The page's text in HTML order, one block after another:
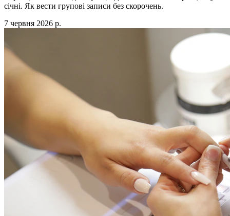
січні. Як вести групові записи без скорочень.
7 червня 2026 р.